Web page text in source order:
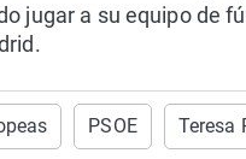
jugar a su equipo de
PSOE Teresa